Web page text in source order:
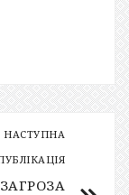
НАСТУПНА
ЗАГРОЗА